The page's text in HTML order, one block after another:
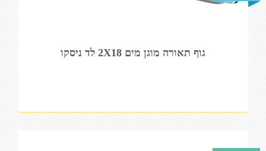
גוף תאורה מוגן מים 2X18 לד ניסקו